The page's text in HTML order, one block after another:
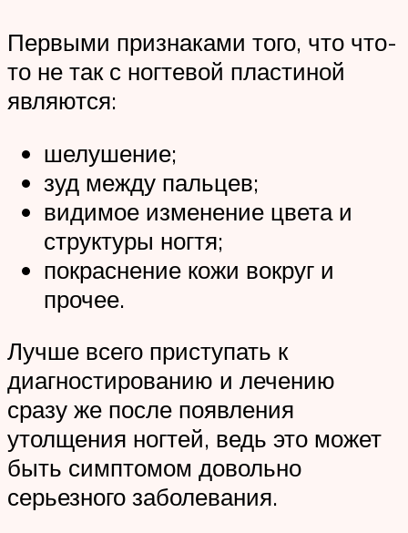
Первыми признаками того, что что-
то не так с ногтевой пластиной
являются:
шелушение;
зуд между пальцев;
видимое изменение цвета и
структуры ногтя;
покраснение кожи вокруг и
прочее.
Лучше всего приступать к
диагностированию и лечению
сразу же после появления
утолщения ногтей, ведь это может
быть симптомом довольно
серьезного заболевания.